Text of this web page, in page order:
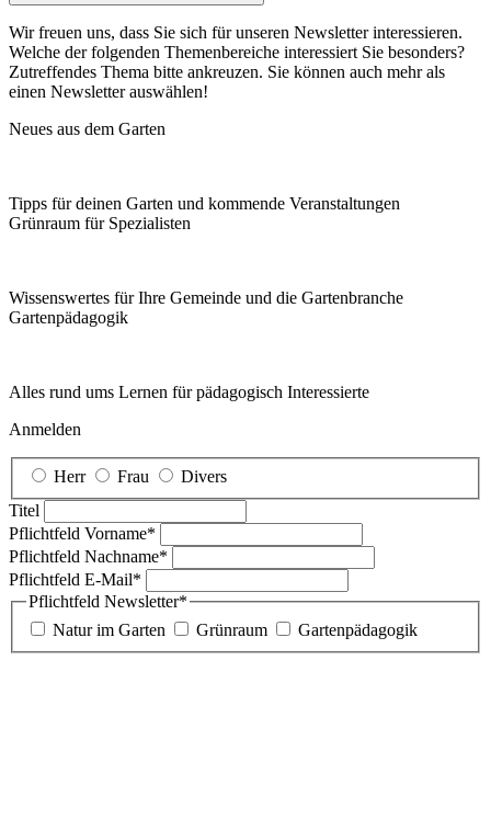
Wir freuen uns, dass Sie sich für unseren Newsletter interessieren.
Welche der folgenden Themenbereiche interessiert Sie besonders?
Zutreffendes Thema bitte ankreuzen. Sie können auch mehr als
einen Newsletter auswählen!
Neues aus dem Garten
Tipps für deinen Garten und kommende Veranstaltungen
Grünraum für Spezialisten
Wissenswertes für Ihre Gemeinde und die Gartenbranche
Garten­pädagogik
Alles rund ums Lernen für pädagogisch Interessierte
Anmelden
Herr Frau
Divers
Titel
Pflichtfeld Vorname*
Pflichtfeld Nachname*
Pflichtfeld E-Mail*
Pflichtfeld Newsletter*
Natur im Garten
Grünraum Gartenpädagogik